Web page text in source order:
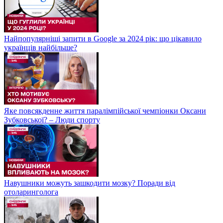
Найпопулярніші запити в Google за 2024 рік: що цікавило
українців найбільше?
Яке повсякденне життя паралімпійської чемпіонки Оксани
Зубковської? – Люди спорту
Навушники можуть зашкодити мозку? Поради від
отоларинголога